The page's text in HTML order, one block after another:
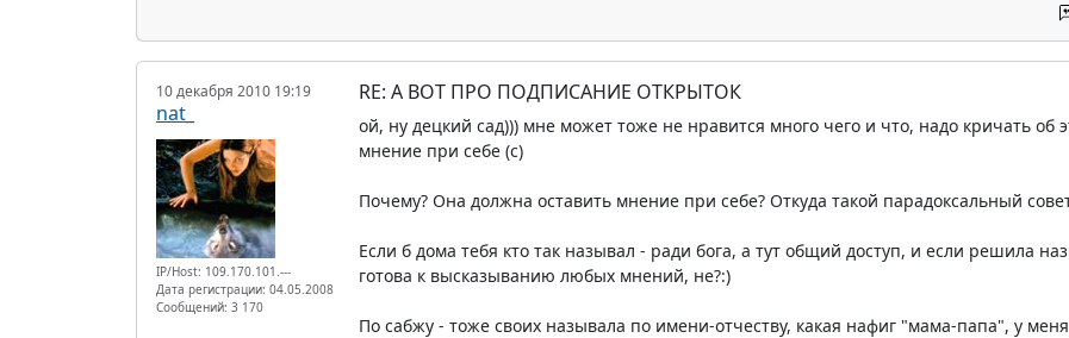
10 декабря 2010 19:19
nat_
IP/Host: 109.170.101.---
Дата регистрации: 04.05.2008
Сообщений: 3 170
RE: А ВОТ ПРО ПОДПИСАНИЕ ОТКРЫТОК
ой, ну децкий сад))) мне может тоже не нравится много чего и что, надо кричать об
мнение при себе (c)
Почему? Она должна оставить мнение при себе? Откуда такой парадоксальный
Если б дома тебя кто так называл - ради бога, а тут общий доступ, и если решила
готова к высказыванию любых мнений, не?:)
По сабжу - тоже своих называла по имени-отчеству, какая нафиг "мама-папа", у